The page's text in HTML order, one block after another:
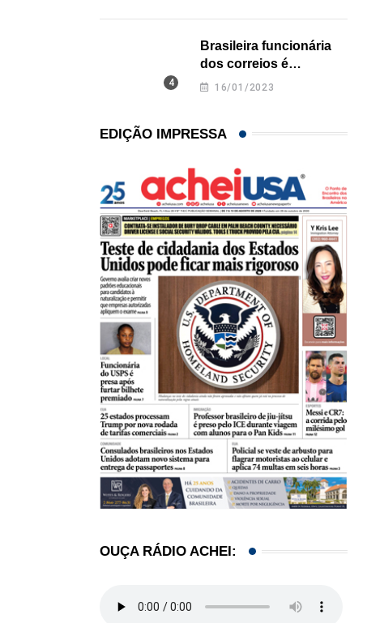
Game show mais antigo da TV americana faz...
Brasileira funcionária
dos correios é
assassinada a facadas
16/01/2023
EDIÇÃO IMPRESSA
OUÇA RÁDIO ACHEI: